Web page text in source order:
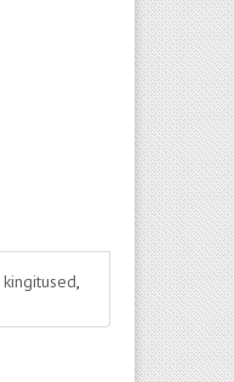
kingitused,